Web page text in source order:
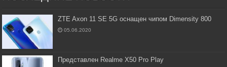
ZTE Axon 11 SE 5G оснащен чипом Dimensity 800
05.06.2020
Представлен Realme X50 Pro Play